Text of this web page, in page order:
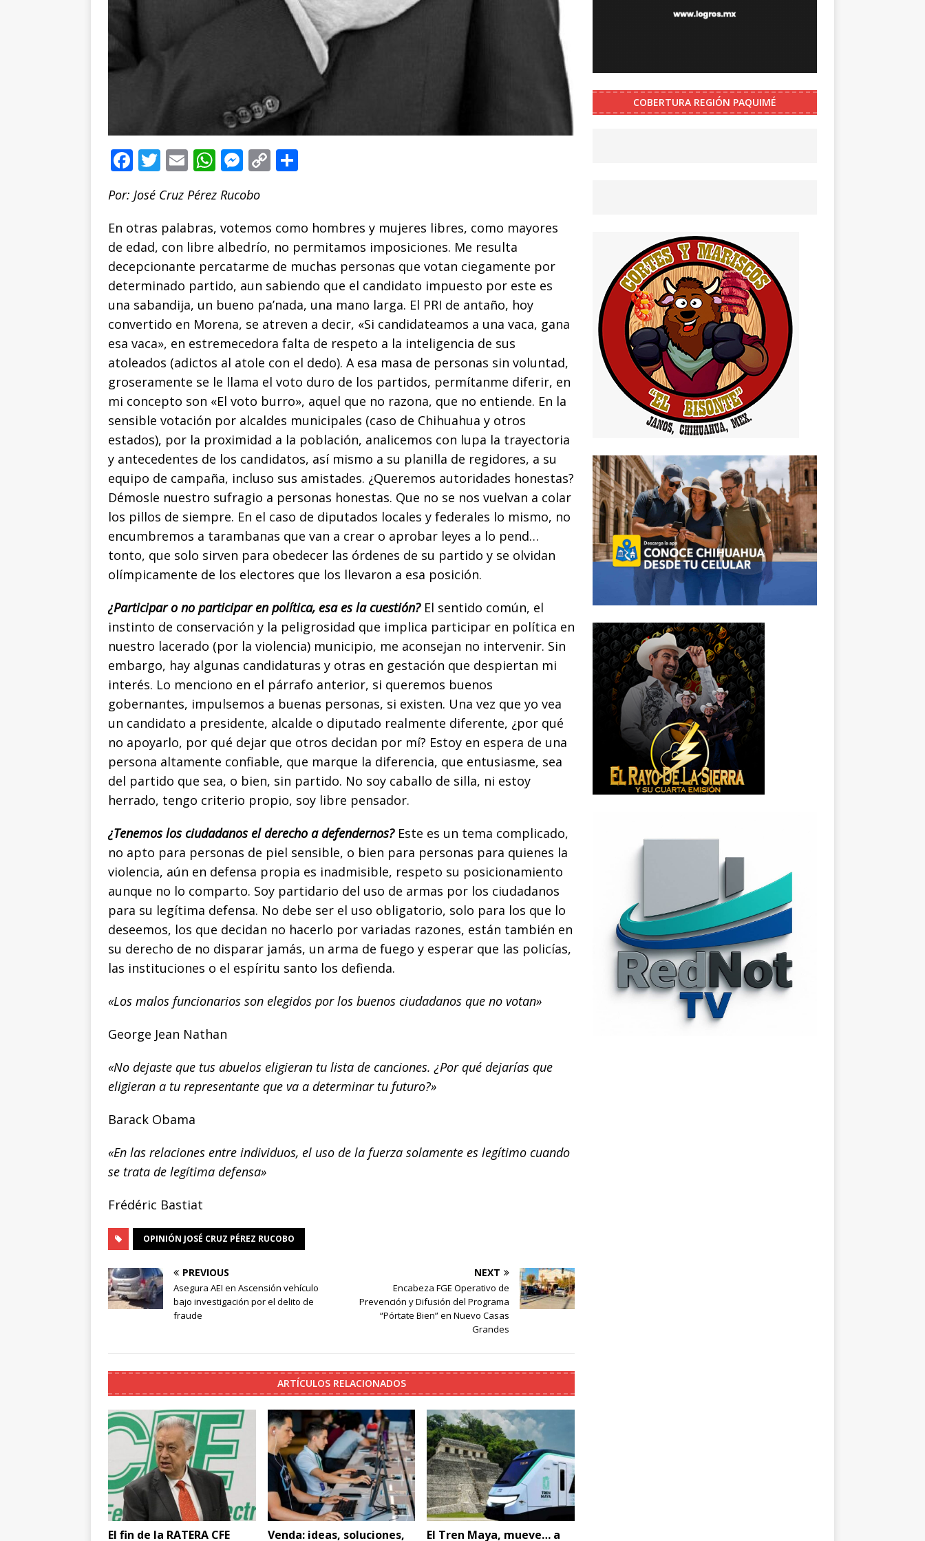
F
c
e
b
o
o
k
T
it
te
r
E
m
ai
l
W
at
s
A
p
p
M
e
ss
e
n
g
e
r
C
y
Li
n
k
p
ar
ti
r
Por: José Cruz Pérez Rucobo
En otras palabras, votemos como hombres y mujeres libres, como mayores
de edad, con libre albedrío, no permitamos imposiciones. Me resulta
decepcionante percatarme de muchas personas que votan ciegamente por
determinado partido, aun sabiendo que el candidato impuesto por este es
una sabandija, un bueno pa’nada, una mano larga. El PRI de antaño, hoy
convertido en Morena, se atreven a decir, «Si candidateamos a una vaca, gana
esa vaca», en estremecedora falta de respeto a la inteligencia de sus
atoleados (adictos al atole con el dedo). A esa masa de personas sin voluntad,
groseramente se le llama el voto duro de los partidos, permítanme diferir, en
mi concepto son «El voto burro», aquel que no razona, que no entiende. En la
sensible votación por alcaldes municipales (caso de Chihuahua y otros
estados), por la proximidad a la población, analicemos con lupa la trayectoria
y antecedentes de los candidatos, así mismo a su planilla de regidores, a su
equipo de campaña, incluso sus amistades. ¿Queremos autoridades honestas?
Démosle nuestro sufragio a personas honestas. Que no se nos vuelvan a colar
los pillos de siempre. En el caso de diputados locales y federales lo mismo, no
encumbremos a tarambanas que van a crear o aprobar leyes a lo pend…
tonto, que solo sirven para obedecer las órdenes de su partido y se olvidan
olímpicamente de los electores que los llevaron a esa posición.
¿Participar o no participar en política, esa es la cuestión?El sentido común, el
instinto de conservación y la peligrosidad que implica participar en política en
nuestro lacerado (por la violencia) municipio, me aconsejan no intervenir. Sin
embargo, hay algunas candidaturas y otras en gestación que despiertan mi
interés. Lo menciono en el párrafo anterior, si queremos buenos
gobernantes, impulsemos a buenas personas, si existen. Una vez que yo vea
un candidato a presidente, alcalde o diputado realmente diferente, ¿por qué
no apoyarlo, por qué dejar que otros decidan por mí? Estoy en espera de una
persona altamente confiable, que marque la diferencia, que entusiasme, sea
del partido que sea, o bien, sin partido. No soy caballo de silla, ni estoy
herrado, tengo criterio propio, soy libre pensador.
¿Tenemos los ciudadanos el derecho a defendernos?Este es un tema complicado,
no apto para personas de piel sensible, o bien para personas para quienes la
violencia, aún en defensa propia es inadmisible, respeto su posicionamiento
aunque no lo comparto. Soy partidario del uso de armas por los ciudadanos
para su legítima defensa. No debe ser el uso obligatorio, solo para los que lo
deseemos, los que decidan no hacerlo por variadas razones, están también en
su derecho de no disparar jamás, un arma de fuego y esperar que las policías,
las instituciones o el espíritu santo los defienda.
«Los malos funcionarios son elegidos por los buenos ciudadanos que no votan»
George Jean Nathan
«No dejaste que tus abuelos eligieran tu lista de canciones. ¿Por qué dejarías que
eligieran a tu representante que va a determinar tu futuro?»
Barack Obama
«En las relaciones entre individuos, el uso de la fuerza solamente es legítimo cuando
se trata de legítima defensa»
Frédéric Bastiat
OPINIÓN JOSÉ CRUZ PÉREZ RUCOBO
PREVIOUS
Asegura AEI en Ascensión vehículo
bajo investigación por el delito de
fraude
NEXT
Encabeza FGE Operativo de
Prevención y Difusión del Programa
“Pórtate Bien” en Nuevo Casas
Grandes
ARTÍCULOS RELACIONADOS
El fin de la RATERA CFE
Venda: ideas, soluciones,
El Tren Maya, mueve… a
COBERTURA REGIÓN PAQUIMÉ